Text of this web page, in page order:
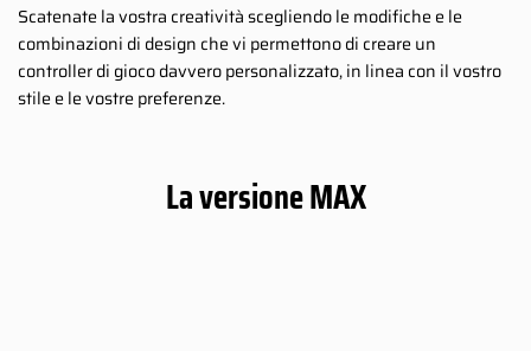
Scatenate la vostra creatività scegliendo le modifiche e le
combinazioni di design che vi permettono di creare un
controller di gioco davvero personalizzato, in linea con il vostro
stile e le vostre preferenze.
La versione MAX